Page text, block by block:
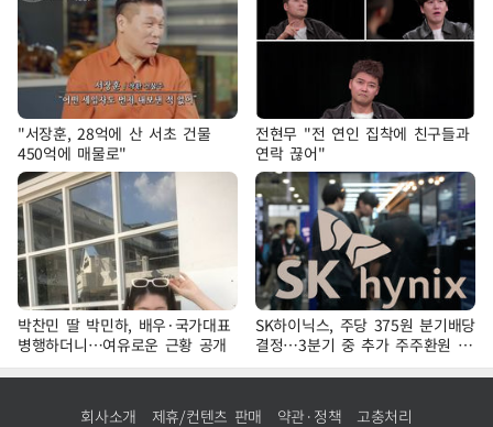
"서장훈, 28억에 산 서초 건물
450억에 매물로"
전현무 "전 연인 집착에 친구들과
연락 끊어"
박찬민 딸 박민하, 배우·국가대표
병행하더니…여유로운 근황 공개
SK하이닉스, 주당 375원 분기배당
결정…3분기 중 추가 주주환원 발
표
회사소개 제휴/컨텐츠 판매 약관·정책 고충처리